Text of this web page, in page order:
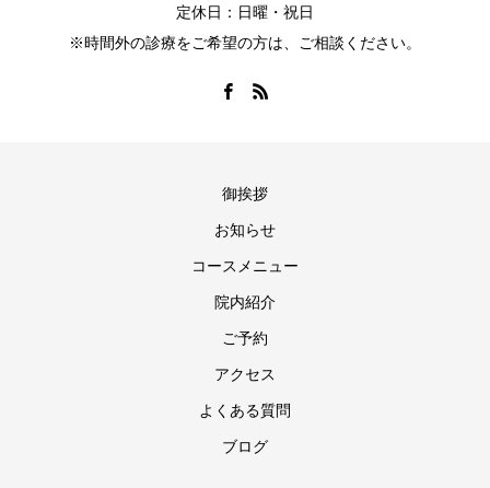
定休日：日曜・祝日
※時間外の診療をご希望の方は、ご相談ください。
御挨拶
お知らせ
コースメニュー
院内紹介
ご予約
アクセス
よくある質問
ブログ